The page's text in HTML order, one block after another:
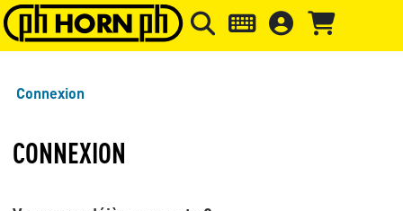
Skip to main content Passer à l'en-tête de la page
Connexion
CONNEXION